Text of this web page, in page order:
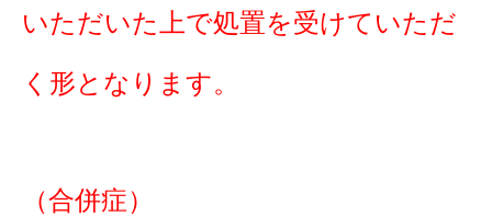
いただいた上で処置を受けていただ
く形となります。
（合併症）